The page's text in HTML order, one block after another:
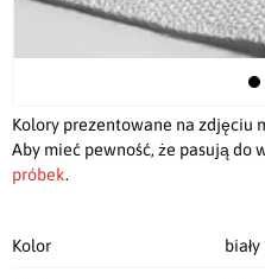
Kolory prezentowane na zdjęciu
Aby mieć pewność, że pasują do
próbek.
Kolor biały